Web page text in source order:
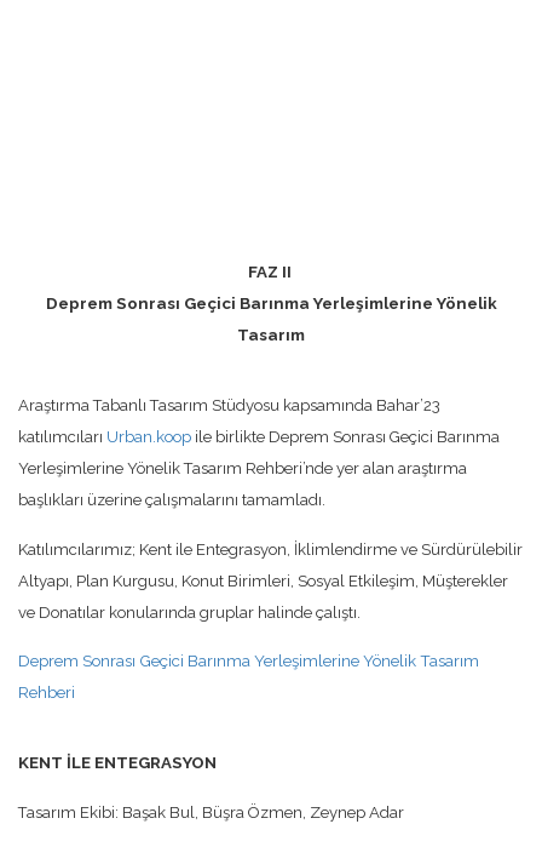
FAZ II
Deprem Sonrası Geçici Barınma Yerleşimlerine Yönelik
Tasarım
Araştırma Tabanlı Tasarım Stüdyosu kapsamında Bahar’23
katılımcıları Urban.koop ile birlikte Deprem Sonrası Geçici Barınma
Yerleşimlerine Yönelik Tasarım Rehberi’nde yer alan araştırma
başlıkları üzerine çalışmalarını tamamladı.
Katılımcılarımız; Kent ile Entegrasyon, İklimlendirme ve Sürdürülebilir
Altyapı, Plan Kurgusu, Konut Birimleri, Sosyal Etkileşim, Müşterekler
ve Donatılar konularında gruplar halinde çalıştı.
Deprem Sonrası Geçici Barınma Yerleşimlerine Yönelik Tasarım
Rehberi
KENT İLE ENTEGRASYON
Tasarım Ekibi: Başak Bul, Büşra Özmen, Zeynep Adar